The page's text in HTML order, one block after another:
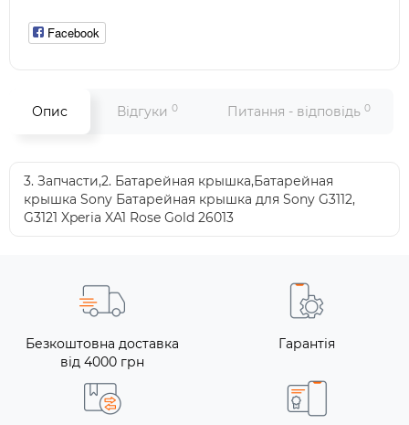
Facebook
Опис Відгуки 0 Питання - відповідь 0
3. Запчасти,2. Батарейная крышка,Батарейная
крышка Sony Батарейная крышка для Sony G3112,
G3121 Xperia XA1 Rose Gold 26013
Безкоштовна доставка
від 4000 грн
Гарантія